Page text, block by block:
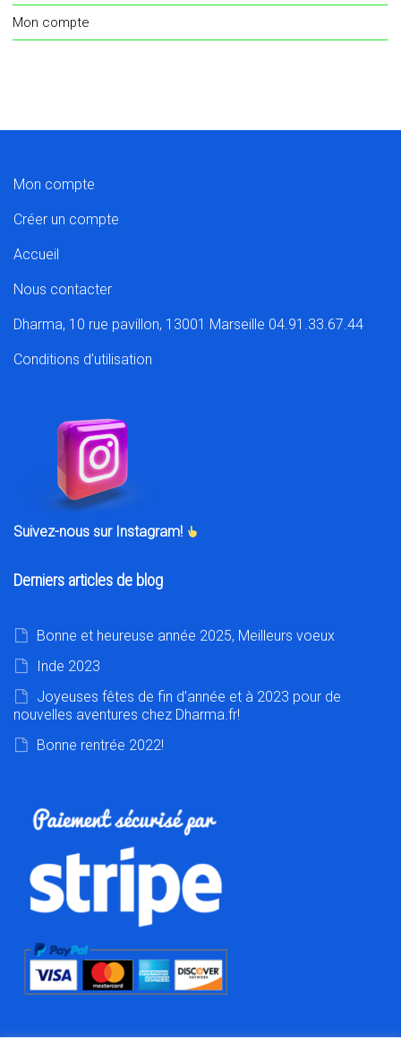
Mon compte
Mon compte
Créer un compte
Accueil
Nous contacter
Dharma, 10 rue pavillon, 13001 Marseille 04.91.33.67.44
Conditions d’utilisation
Suivez-nous sur Instagram!
Derniers articles de blog
Bonne et heureuse année 2025, Meilleurs voeux
Inde 2023
Joyeuses fêtes de fin d’année et à 2023 pour de
nouvelles aventures chez Dharma.fr!
Bonne rentrée 2022!